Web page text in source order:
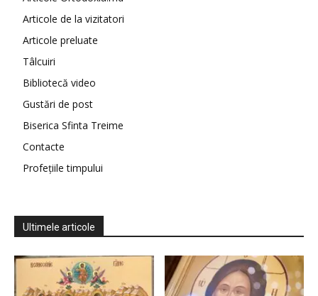
Articole de la vizitatori
Articole preluate
Tâlcuiri
Bibliotecă video
Gustări de post
Biserica Sfinta Treime
Contacte
Profețiile timpului
Ultimele articole